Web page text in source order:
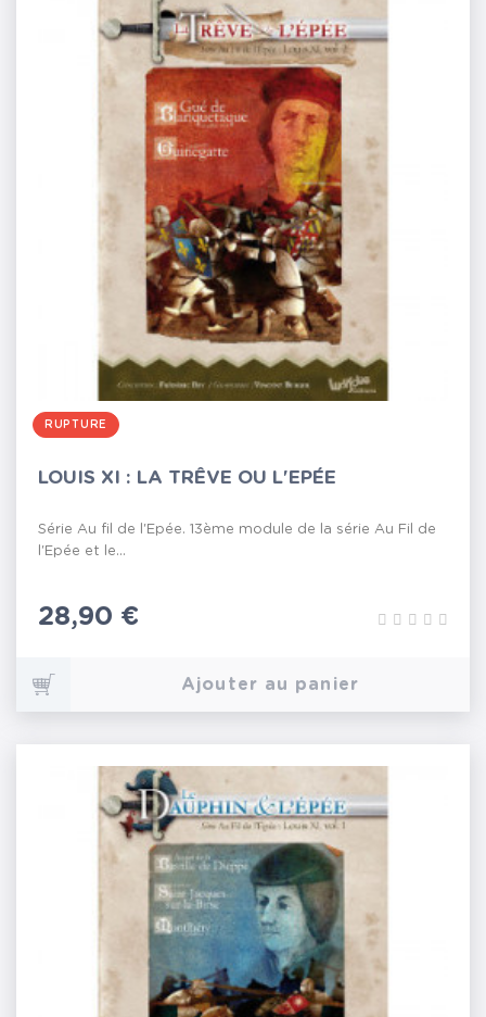
RUPTURE
LOUIS XI : LA TRÊVE OU L'EPÉE
Série Au fil de l'Epée. 13ème module de la série Au Fil de
l'Epée et le...
Prix
28,90 €
Ajouter au panier